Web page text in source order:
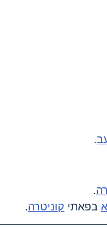
.
.
בפאתי קוניטרה.